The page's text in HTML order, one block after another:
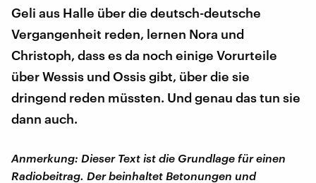
Geli aus Halle über die deutsch-deutsche
Vergangenheit reden, lernen Nora und
Christoph, dass es da noch einige Vorurteile
über Wessis und Ossis gibt, über die sie
dringend reden müssten. Und genau das tun sie
dann auch.
Anmerkung: Dieser Text ist die Grundlage für einen
Radiobeitrag. Der beinhaltet Betonungen und